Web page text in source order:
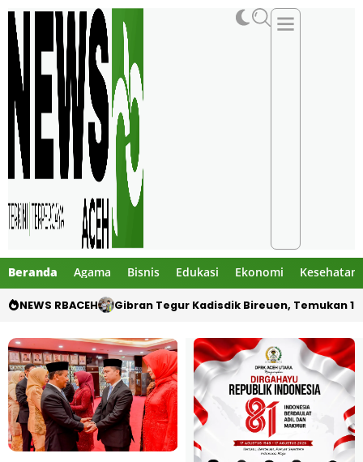
Beranda Agama Bisnis Edukasi Ekonomi Kesehatan
NEWS RBACEH Gibran Tegur Kadisdik Bireuen, Temukan 1